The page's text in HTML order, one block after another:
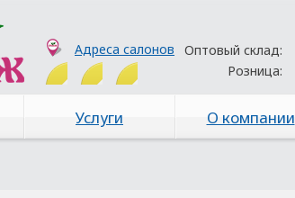
Адреса салонов Оптовый склад:
Розница:
Услуги О компании